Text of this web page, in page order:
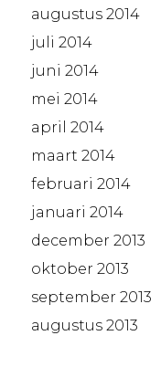
augustus 2014
juli 2014
juni 2014
mei 2014
april 2014
maart 2014
februari 2014
januari 2014
december 2013
oktober 2013
september 2013
augustus 2013